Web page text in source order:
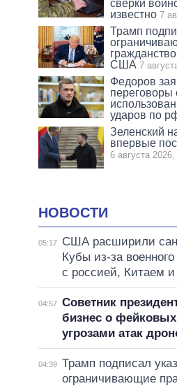
сверки
известно 7
Трамп
США 7
Федоров
переговоры
ударов по
Зеленский
впервые
6 августа
НОВОСТИ
05:17
США расширили
Кубы из-за
с россией, Китаем
04:57 Советник
бизнес о
угрозами атак
04:39 Трамп подписал
ограничивающие